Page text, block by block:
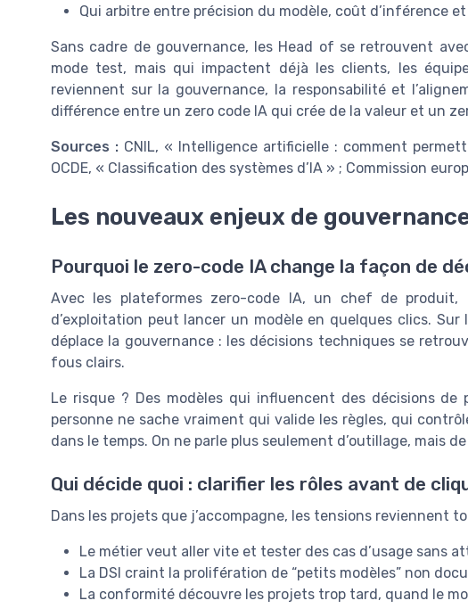
Qui arbitre entre précision du modèle, coût d’inférence
Sans cadre de gouvernance, les Head of se retrouvent
mode test, mais qui impactent déjà les clients, les
reviennent sur la gouvernance, la responsabilité et
différence entre un zero code IA qui crée de la valeur et un
Sources : CNIL, « Intelligence artificielle : comment
OCDE, « Classification des systèmes d’IA » ; Commission
Les nouveaux enjeux de
Pourquoi le zero-code IA change la façon de
Avec les plateformes zero-code IA, un chef de produit,
d’exploitation peut lancer un modèle en quelques clics. Sur
déplace la gouvernance : les décisions techniques se
fous clairs.
Le risque ? Des modèles qui influencent des décisions
personne ne sache vraiment qui valide les règles, qui
dans le temps. On ne parle plus seulement d’outillage, mais
Qui décide quoi : clarifier les rôles avant de
Dans les projets que j’accompagne, les tensions reviennent
Le métier veut aller vite et tester des cas d’usage sans
La DSI craint la prolifération de “petits modèles” non
La conformité découvre les projets trop tard, quand le